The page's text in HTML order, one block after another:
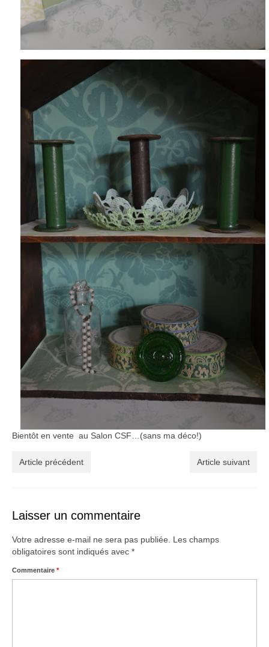
Bientôt en vente au Salon CSF…(sans ma déco!)
Article précédent Article suivant
Laisser un commentaire
Votre adresse e-mail ne sera pas publiée.
Les champs
obligatoires sont indiqués avec *
Commentaire *